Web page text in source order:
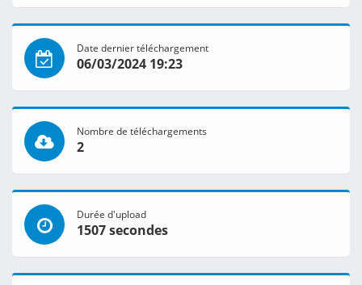
Date dernier téléchargement
06/03/2024 19:23
Nombre de téléchargements
2
Durée d'upload
1507 secondes